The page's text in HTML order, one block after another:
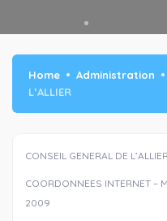
Home Administration
L’ALLIER
CONSEIL GENERAL DE L’ALLIER
COORDONNEES INTERNET –
2009